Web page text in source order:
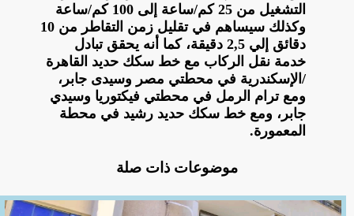
التشغيل من 25 كم/ساعة إلى 100 كم/ساعة
وكذلك سيساهم في تقليل زمن التقاطر من 10
دقائق إلي 2,5 دقيقة، كما أنه يحقق تبادل
خدمة نقل الركاب مع خط سكك حديد القاهرة
/الإسكندرية في محطتي مصر وسيدى جابر،
ومع ترام الرمل في محطتي فيكتوريا وسيدي
جابر، ومع خط سكك حديد رشيد في محطة
المعمورة.
موضوعات ذات صلة